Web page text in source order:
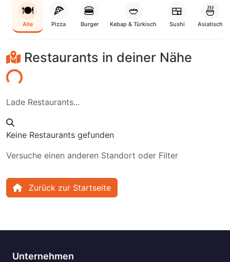
🍽️
Alle
🍕
Pizza
🍔
Burger
🥙
Kebap & Türkisch
🍱
Sushi
🍜
Asiatisch
Restaurants in deiner Nähe
Lade Restaurants...
Keine Restaurants gefunden
Versuche einen anderen Standort oder Filter
Zurück zur Startseite
Unternehmen